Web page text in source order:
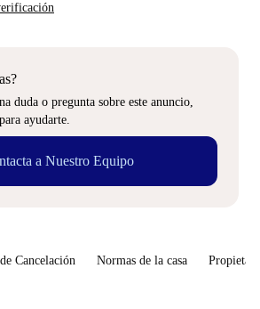
duda o pregunta sobre este anuncio,
ayudarte.
a Nuestro Equipo
Cancelación Normas de la casa